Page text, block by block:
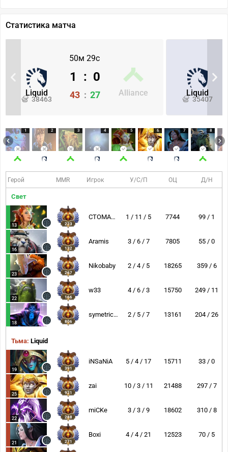
Статистика матча
50м 29с
Liquid
38463
Alliance
1 : 0
43 : 27 Liquid
35407
1 2 3 4 5 6 7 8
Герой MMR Игрок У/С/П ОЦ Д/Н
Свет
13 223
CTOMAHEH1 1 / 11 / 5 7744 99 / 1
16 132
Aramis 3 / 6 / 7 7805 55 / 0
23 267
Nikobaby 2 / 4 / 5 18265 359 / 6
22 166
w33 4 / 6 / 3 15750 249 / 11
18 806
symetricaL 2 / 5 / 7 13161 204 / 26
Тьма: Liquid
19 391
iNSaNiA 5 / 4 / 17 15711 33 / 0
25 921
zai 10 / 3 / 11 21488 297 / 7
22 288
miCKe 3 / 3 / 9 18602 310 / 8
21 271
Boxi 4 / 4 / 21 12523 70 / 5